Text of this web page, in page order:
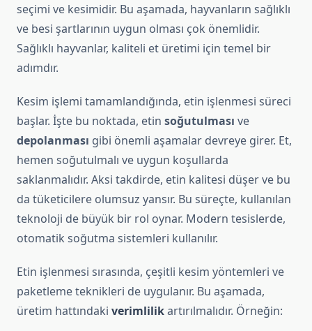
seçimi ve kesimidir. Bu aşamada, hayvanların sağlıklı
ve besi şartlarının uygun olması çok önemlidir.
Sağlıklı hayvanlar, kaliteli et üretimi için temel bir
adımdır.
Kesim işlemi tamamlandığında, etin işlenmesi süreci
başlar. İşte bu noktada, etin soğutulması ve
depolanması gibi önemli aşamalar devreye girer. Et,
hemen soğutulmalı ve uygun koşullarda
saklanmalıdır. Aksi takdirde, etin kalitesi düşer ve bu
da tüketicilere olumsuz yansır. Bu süreçte, kullanılan
teknoloji de büyük bir rol oynar. Modern tesislerde,
otomatik soğutma sistemleri kullanılır.
Etin işlenmesi sırasında, çeşitli kesim yöntemleri ve
paketleme teknikleri de uygulanır. Bu aşamada,
üretim hattındaki verimlilikartırılmalıdır. Örneğin: